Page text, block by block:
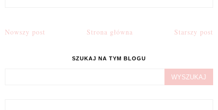
Nowszy post Starszy post
Strona główna
SZUKAJ NA TYM BLOGU